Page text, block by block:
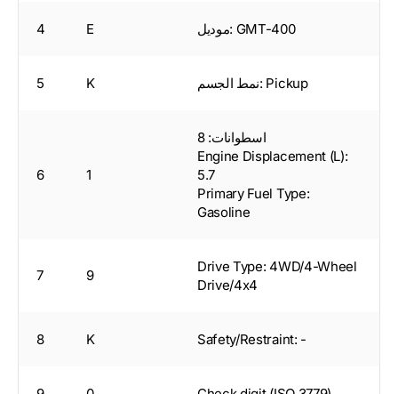
4 E موديل: GMT-400
5 K نمط الجسم: Pickup
6 1
اسطوانات: 8
Engine Displacement (L):
5.7
Primary Fuel Type:
Gasoline
7 9
Drive Type: 4WD/4-Wheel
Drive/4x4
8 K Safety/Restraint: -